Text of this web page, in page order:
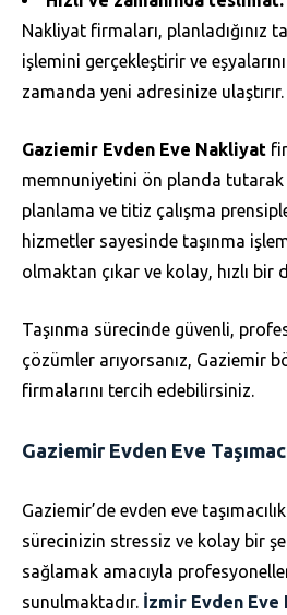
Nakliyat firmaları, planladığınız
işlemini gerçekleştirir ve
zamanda yeni adresinize ulaştırır.
Gaziemir Evden Eve Nakliyat
memnuniyetini ön planda tutarak
planlama ve titiz çalışma
hizmetler sayesinde taşınma
olmaktan çıkar ve kolay, hızlı bir
Taşınma sürecinde güvenli,
çözümler arıyorsanız, Gaziemir
firmalarını tercih edebilirsiniz.
Gaziemir Evden Eve
Gaziemir’de evden eve
sürecinizin stressiz ve kolay bir
sağlamak amacıyla
sunulmaktadır. İzmir Evden Eve